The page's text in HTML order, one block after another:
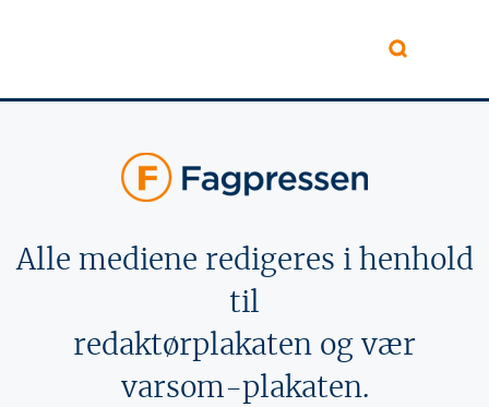
Alle mediene redigeres i henhold
til
redaktørplakaten og vær
varsom-plakaten.